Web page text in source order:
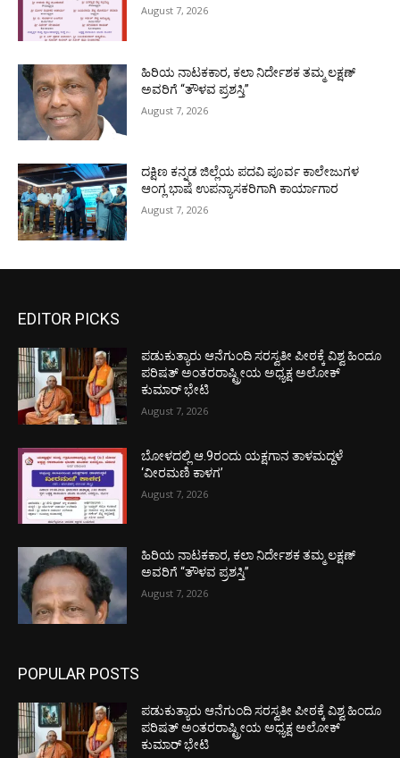
August 7, 2026
ಹಿರಿಯ ನಾಟಕಕಾರ, ಕಲಾ ನಿರ್ದೇಶಕ ತಮ್ಮ ಲಕ್ಷಣ್
ಅವರಿಗೆ “ತೌಳವ ಪ್ರಶಸ್ತಿ”
August 7, 2026
ದಕ್ಷಿಣ ಕನ್ನಡ ಜಿಲ್ಲೆಯ ಪದವಿ ಪೂರ್ವ ಕಾಲೇಜುಗಳ
ಆಂಗ್ಲ ಭಾಷೆ ಉಪನ್ಯಾಸಕರಿಗಾಗಿ ಕಾರ್ಯಾಗಾರ
August 7, 2026
EDITOR PICKS
ಪಡುಕುತ್ಯಾರು ಆನೆಗುಂದಿ ಸರಸ್ವತೀ ಪೀಠಕ್ಕೆ ವಿಶ್ವ ಹಿಂದೂ
ಪರಿಷತ್ ಅಂತರರಾಷ್ಟ್ರೀಯ ಅಧ್ಯಕ್ಷ ಅಲೋಕ್
ಕುಮಾರ್ ಭೇಟಿ
August 7, 2026
ಬೋಳದಲ್ಲಿ ಆ.9ರಂದು ಯಕ್ಷಗಾನ ತಾಳಮದ್ದಳೆ
‘ವೀರಮಣಿ ಕಾಳಗ’
August 7, 2026
ಹಿರಿಯ ನಾಟಕಕಾರ, ಕಲಾ ನಿರ್ದೇಶಕ ತಮ್ಮ ಲಕ್ಷಣ್
ಅವರಿಗೆ “ತೌಳವ ಪ್ರಶಸ್ತಿ”
August 7, 2026
POPULAR POSTS
ಪಡುಕುತ್ಯಾರು ಆನೆಗುಂದಿ ಸರಸ್ವತೀ ಪೀಠಕ್ಕೆ ವಿಶ್ವ ಹಿಂದೂ
ಪರಿಷತ್ ಅಂತರರಾಷ್ಟ್ರೀಯ ಅಧ್ಯಕ್ಷ ಅಲೋಕ್
ಕುಮಾರ್ ಭೇಟಿ